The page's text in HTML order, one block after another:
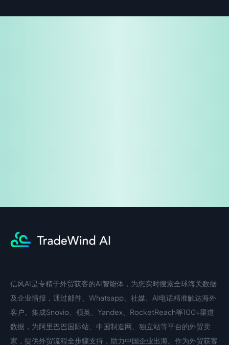
中文入口
信风AI是专精于外贸获客的AI智能体，为您实时搜索全球海关数据
及企业情报，通过邮件、Whatsapp、社媒、AI电话精准触达海外
客户。集成Snovio、领英、Yandex、RocketReach等100+渠道
数据，为阿里巴巴国际站、中国制造网、独立站等平台的外贸卖
家，提供外贸流程全步骤支持，助力中国企业出海。作为外贸获客